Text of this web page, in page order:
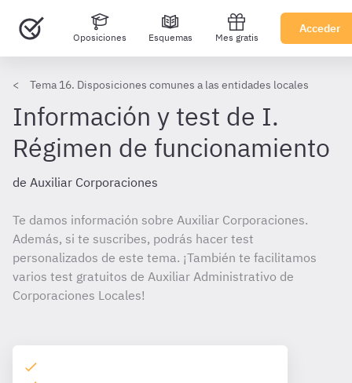
Oposiciones Esquemas Mes gratis
Acceder
Tema 16. Disposiciones comunes a las entidades locales
Información y test de I.
Régimen de funcionamiento
de Auxiliar Corporaciones
Te damos información sobre Auxiliar Corporaciones.
Además, si te suscribes, podrás hacer test
personalizados de este tema. ¡También te facilitamos
varios test gratuitos de Auxiliar Administrativo de
Corporaciones Locales!